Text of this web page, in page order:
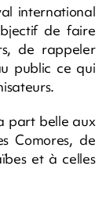
international
de faire
de rappeler
public ce qui
part belle aux
Comores, de
et à celles